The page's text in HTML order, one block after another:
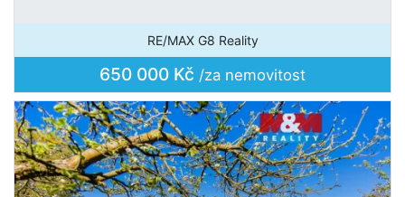
RE/MAX G8 Reality
650 000 Kč /za nemovitost